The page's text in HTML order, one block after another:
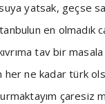
yatsak, geçse
en olmadık
tav bir
ne kadar türk
çaresiz